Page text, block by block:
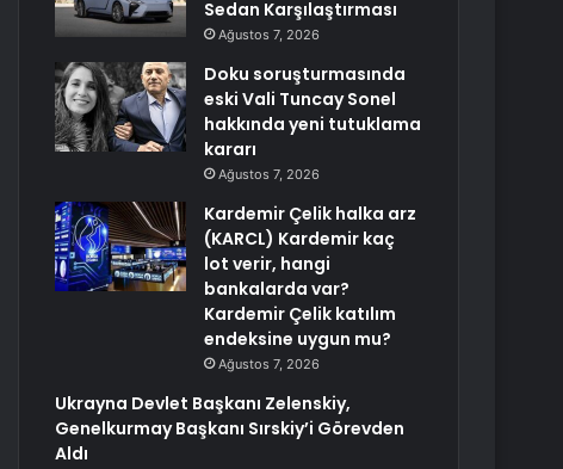
Sedan Karşılaştırması
Ağustos 7, 2026
Doku soruşturmasında
eski Vali Tuncay Sonel
hakkında yeni tutuklama
kararı
Ağustos 7, 2026
Kardemir Çelik halka arz
(KARCL) Kardemir kaç
lot verir, hangi
bankalarda var?
Kardemir Çelik katılım
endeksine uygun mu?
Ağustos 7, 2026
Ukrayna Devlet Başkanı Zelenskiy,
Genelkurmay Başkanı Sırskiy’i Görevden
Aldı